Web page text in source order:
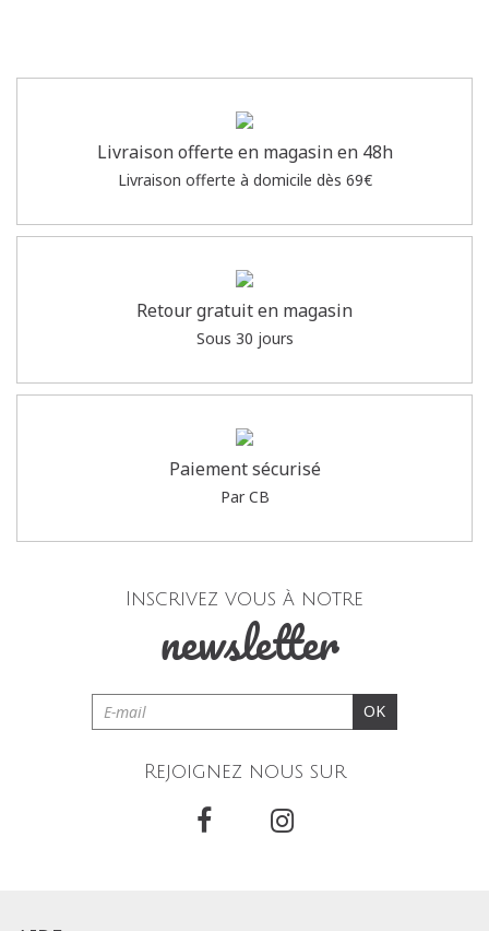
Livraison offerte en magasin en 48h
Livraison offerte à domicile dès 69€
Retour gratuit en magasin
Sous 30 jours
Paiement sécurisé
Par CB
Inscrivez vous à notre
newsletter
OK
Rejoignez nous sur